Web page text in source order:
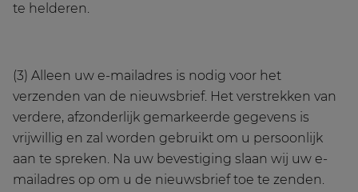
te helderen.
(3) Alleen uw e-mailadres is nodig voor het
verzenden van de nieuwsbrief. Het verstrekken van
verdere, afzonderlijk gemarkeerde gegevens is
vrijwillig en zal worden gebruikt om u persoonlijk
aan te spreken. Na uw bevestiging slaan wij uw e-
mailadres op om u de nieuwsbrief toe te zenden.